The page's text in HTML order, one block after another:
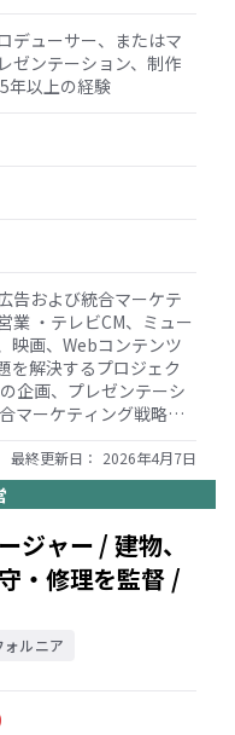
デューサー、またはマ
ゼンテーション、制作
年以上の経験
告および統合マーケテ
業 ・テレビCM、ミュー
映画、Webコンテンツ
を解決するプロジェク
企画、プレゼンテーシ
マーケティング戦略の
築に責任を持ち、ソー
アを組み合わせたブラ
によるコミュニケーシ
最終更新日： 2026年4月7日
ジャー / 建物、
・修理を監督 /
ォルニア